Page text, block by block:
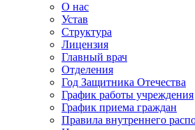
О нас
Устав
Структура
Лицензия
Главный врач
Отделения
Год Защитника Отечества
График работы учреждения
График приема граждан
Правила внутреннего